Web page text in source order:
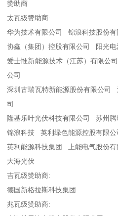
赞助商
太瓦级赞助商:
华为技术有限公司 锦浪科技股份有
协鑫（集团）控股有限公司 阳光电
爱士惟新能源技术（江苏）有限公
公司
深圳古瑞瓦特新能源股份有限公司
司
隆基乐叶光伏科技有限公司 苏州腾
锦浪科技 英利绿色能源控股有限公
英利能源科技集团 上能电气股份有
大海光伏
吉瓦级赞助商:
德国新格拉斯科技集团
兆瓦级赞助商: